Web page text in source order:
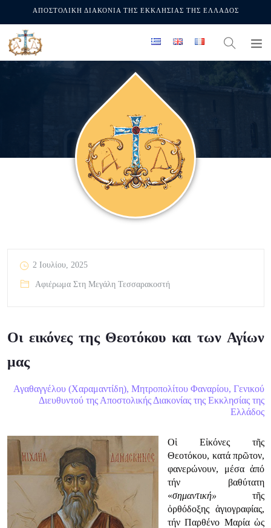
ΑΠΟΣΤΟΛΙΚΗ ΔΙΑΚΟΝΙΑ ΤΗΣ ΕΚΚΛΗΣΙΑΣ ΤΗΣ ΕΛΛΑΔΟΣ
2 Ιουλίου, 2025
Αφιέρωμα Στη Μεγάλη Τεσσαρακοστή
Οι εικόνες της Θεοτόκου και των Αγίων
μας
Αγαθαγγέλου (Χαραμαντίδη), Μητροπολίτου Φαναρίου, Γενικού
Διευθυντού της Αποστολικής Διακονίας της Εκκλησίας της
Ελλάδος
Οἱ Εἰκόνες τῆς
Θεοτόκου, κατά πρῶτον,
φανερώνουν, μέσα ἀπό
τήν βαθύτατη
«σημαντική» τῆς
ὀρθόδοξης ἁγιογραφίας,
τήν Παρθένο Μαρία ὡς